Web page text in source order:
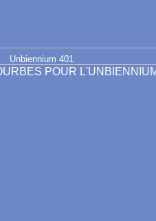
Unbiennium 401